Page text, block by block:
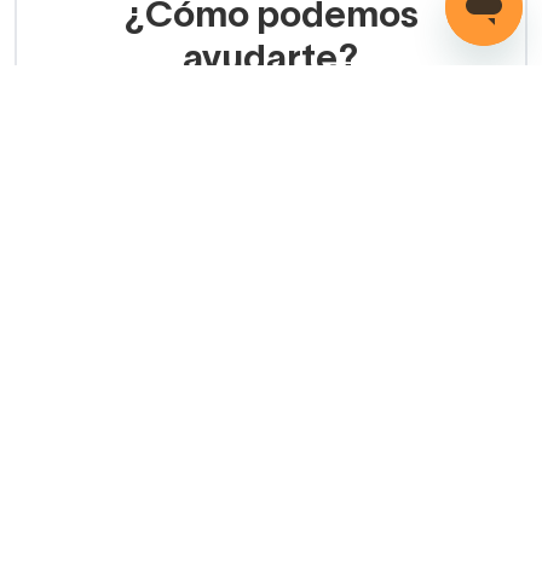
¿Cómo podemos
ayudarte?